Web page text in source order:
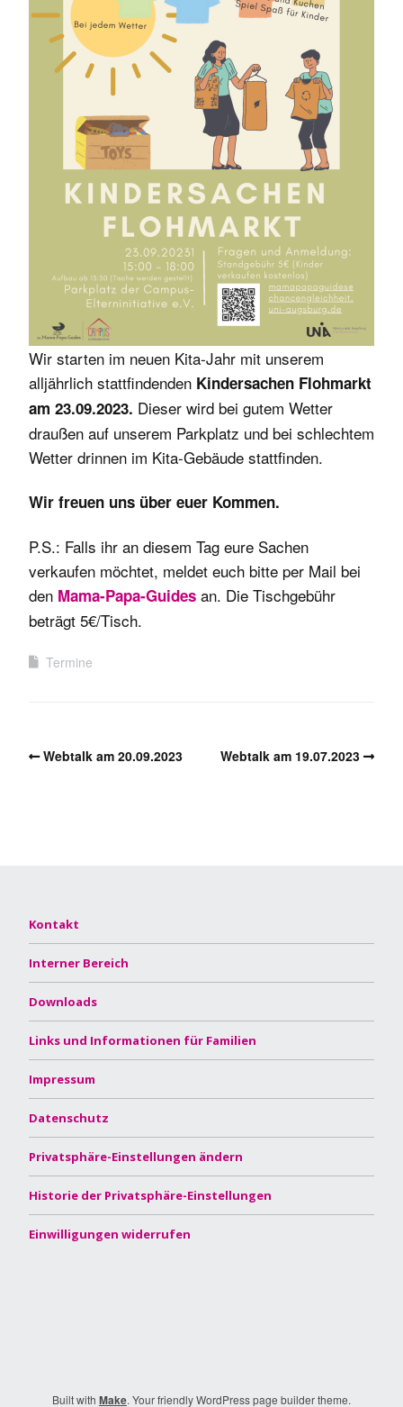
Wir starten im neuen Kita-Jahr mit unserem
alljährlich stattfindenden Kindersachen Flohmarkt
am 23.09.2023. Dieser wird bei gutem Wetter
draußen auf unserem Parkplatz und bei schlechtem
Wetter drinnen im Kita-Gebäude stattfinden.
Wir freuen uns über euer Kommen.
P.S.: Falls ihr an diesem Tag eure Sachen
verkaufen möchtet, meldet euch bitte per Mail bei
den Mama-Papa-Guides an. Die Tischgebühr
beträgt 5€/Tisch.
Termine
Webtalk am 20.09.2023 Webtalk am 19.07.2023
Kontakt
Interner Bereich
Downloads
Links und Informationen für Familien
Impressum
Datenschutz
Privatsphäre-Einstellungen ändern
Historie der Privatsphäre-Einstellungen
Einwilligungen widerrufen
Built with Make. Your friendly WordPress page builder theme.